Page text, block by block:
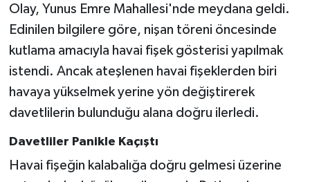
Olay, Yunus Emre Mahallesi'nde meydana geldi.
Edinilen bilgilere göre, nişan töreni öncesinde
kutlama amacıyla havai fişek gösterisi yapılmak
istendi. Ancak ateşlenen havai fişeklerden biri
havaya yükselmek yerine yön değiştirerek
davetlilerin bulunduğu alana doğru ilerledi.
Davetliler Panikle Kaçıştı
Havai fişeğin kalabalığa doğru gelmesi üzerine